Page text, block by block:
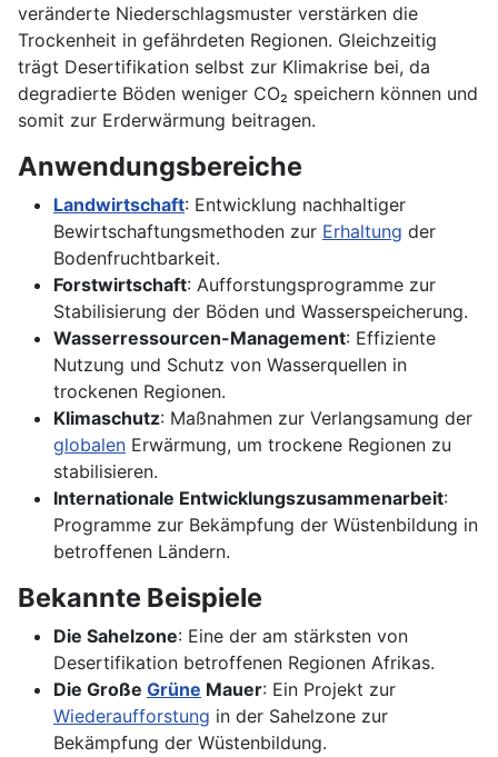
veränderte Niederschlagsmuster verstärken die
Trockenheit in gefährdeten Regionen. Gleichzeitig
trägt Desertifikation selbst zur Klimakrise bei, da
degradierte Böden weniger CO₂ speichern können und
somit zur Erderwärmung beitragen.
Anwendungsbereiche
Landwirtschaft: Entwicklung nachhaltiger
Bewirtschaftungsmethoden zur Erhaltung der
Bodenfruchtbarkeit.
Forstwirtschaft: Aufforstungsprogramme zur
Stabilisierung der Böden und Wasserspeicherung.
Wasserressourcen-Management: Effiziente
Nutzung und Schutz von Wasserquellen in
trockenen Regionen.
Klimaschutz: Maßnahmen zur Verlangsamung der
globalen Erwärmung, um trockene Regionen zu
stabilisieren.
Internationale Entwicklungszusammenarbeit:
Programme zur Bekämpfung der Wüstenbildung in
betroffenen Ländern.
Bekannte Beispiele
Die Sahelzone: Eine der am stärksten von
Desertifikation betroffenen Regionen Afrikas.
Die Große Grüne Mauer: Ein Projekt zur
Wiederaufforstung in der Sahelzone zur
Bekämpfung der Wüstenbildung.